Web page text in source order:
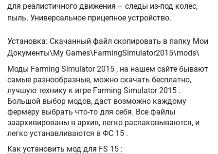
для реалистичного движения – следы из-под колес,
пыль. Универсальное прицепное устройство.
Установка: Скачанный файл скопировать в папку Мои
Документы\My Games\FarmingSimulator2015\mods\
Моды Farming Simulator 2015 , на нашем сайте бывают
самые разнообразные, можно скачать бесплатно,
лучшую технику к игре Farming Simulator 2015 .
Большой выбор модов, даст возможно каждому
фермеру выбрать что-то для себя. Все файлы
заархивированы в архив, легко распаковываются, и
легко устанавливаются в ФС 15 .
Как установить мод для FS 15 :